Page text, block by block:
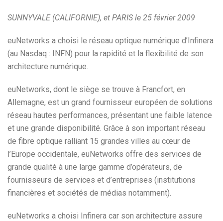
SUNNYVALE (CALIFORNIE), et PARIS le 25 février 2009
euNetworks a choisi le réseau optique numérique d’Infinera
(au Nasdaq : INFN) pour la rapidité et la flexibilité de son
architecture numérique.
euNetworks, dont le siège se trouve à Francfort, en
Allemagne, est un grand fournisseur européen de solutions
réseau hautes performances, présentant une faible latence
et une grande disponibilité. Grâce à son important réseau
de fibre optique ralliant 15 grandes villes au cœur de
l’Europe occidentale, euNetworks offre des services de
grande qualité à une large gamme d’opérateurs, de
fournisseurs de services et d’entreprises (institutions
financières et sociétés de médias notamment).
euNetworks a choisi Infinera car son architecture assure